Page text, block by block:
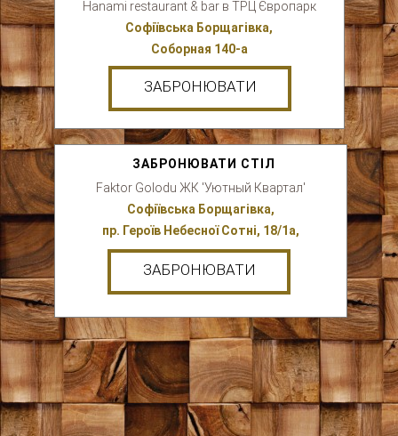
Hanami restaurant & bar в ТРЦ Європарк
Софіївська Борщагівка,
Соборная 140-а
ЗАБРОНЮВАТИ
ЗАБРОНЮВАТИ СТІЛ
Faktor Golodu ЖК 'Уютный Квартал'
Софіївська Борщагівка,
пр. Героїв Небесної Сотні, 18/1а,
ЗАБРОНЮВАТИ